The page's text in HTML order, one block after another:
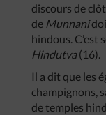
discours de
de Munnani
hindous. C’est
Hindutva(16).
Il a dit que les
champignons,
de temples